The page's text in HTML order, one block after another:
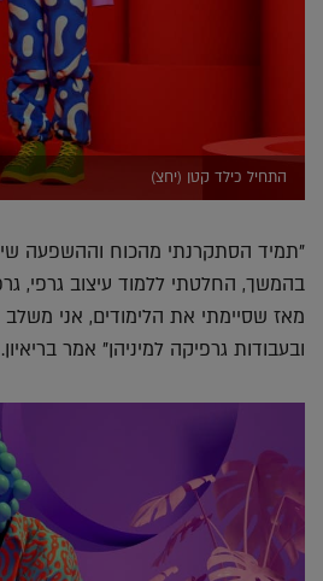
התחיל כילד קטן (יחצ)
"תמיד הסתקרנתי מהכוח וההשפעה
בהמשך, החלטתי ללמוד עיצוב גרפי,
מאז שסיימתי את הלימודים, אני
ובעבודות גרפיקה למיניהן" אמר בריאיון.